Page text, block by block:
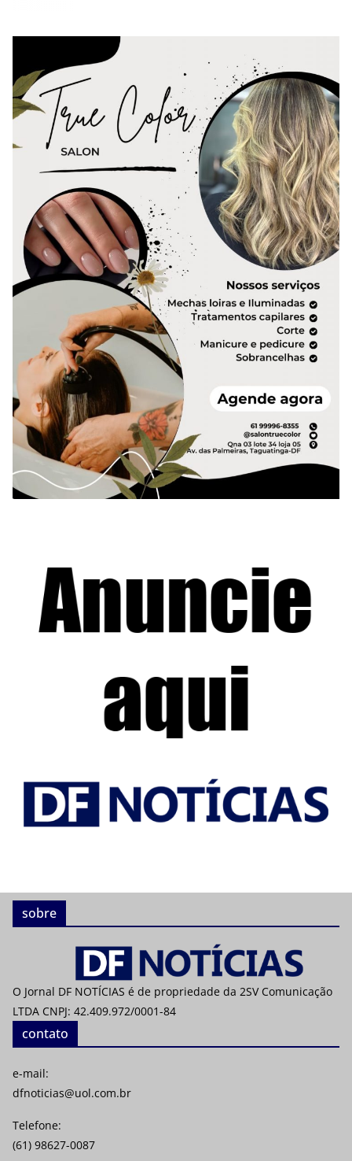
sobre
O Jornal DF NOTÍCIAS é de propriedade da 2SV Comunicação
LTDA CNPJ: 42.409.972/0001-84
contato
e-mail:
dfnoticias@uol.com.br
Telefone:
(61) 98627-0087